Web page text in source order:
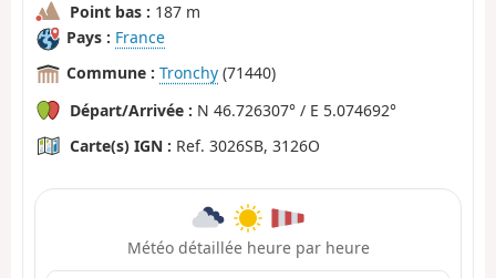
Point bas : 187 m
Pays : France
Commune : Tronchy (71440)
Départ/Arrivée : N 46.726307° / E 5.074692°
Carte(s) IGN : Ref. 3026SB, 3126O
Météo détaillée heure par heure